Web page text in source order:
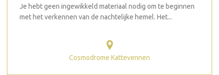
Je hebt geen ingewikkeld materiaal nodig om te beginnen
met het verkennen van de nachtelijke hemel. Het...
Cosmodrome Kattevennen